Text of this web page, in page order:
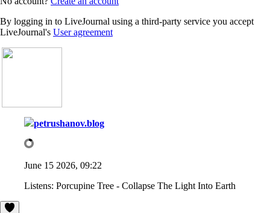
By logging in to LiveJournal using a third-party service you accept
LiveJournal's User agreement
petrushanov.blog
June 15 2026, 09:22
Listens: Porcupine Tree - Collapse The Light Into Earth